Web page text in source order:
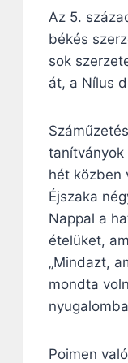
Az 5.
békés
sok
át, a Nílus
tanítványok
hét közben
Éjszaka
Nappal a
ételüket,
„Mindazt,
mondta
Poimen